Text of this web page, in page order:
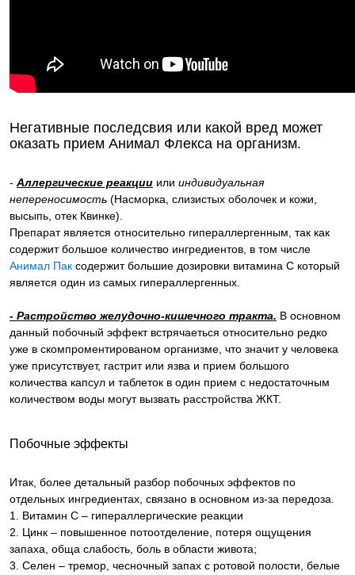
Негативные последсвия или какой вред может
оказать прием Анимал Флекса на организм.
- Аллергические реакции или индивидуальная
непереносимость (Насморка, слизистых оболочек и кожи,
высыпь, отек Квинке).
Препарат является относительно гипераллергенным, так как
содержит большое количество ингредиентов, в том числе
Анимал Пак содержит большие дозировки витамина С который
является один из самых гипераллергенных.
- Растройство желудочно-кишечного тракта. В основном
данный побочный эффект встрячаеться относительно редко
уже в скомпроментированом организме, что значит у человека
уже присутствует, гастрит или язва и прием большого
количества капсул и таблеток в один прием с недостаточным
количеством воды могут вызвать расстройства ЖКТ.
Побочные эффекты
Итак, более детальный разбор побочных эффектов по
отдельных ингредиентах, связано в основном из-за передоза.
1. Витамин С – гипераллергические реакции
2. Цинк – повышенное потоотделение, потеря ощущения
запаха, обща слабость, боль в области живота;
3. Селен – тремор, чесночный запах с ротовой полости, белые